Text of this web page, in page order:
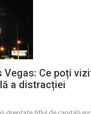
Vegas: Ce poți
a distracției